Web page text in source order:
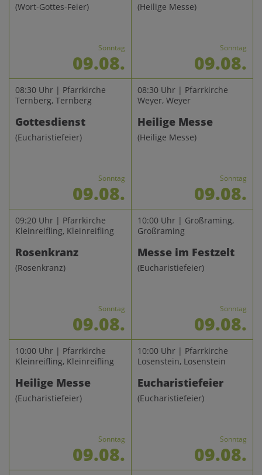
(Wort-Gottes-Feier)
Sonntag
09.08.
(Heilige Messe)
Sonntag
09.08.
08:30 Uhr | Pfarrkirche
Ternberg, Ternberg
Gottesdienst
(Eucharistiefeier)
Sonntag
09.08.
08:30 Uhr | Pfarrkirche
Weyer, Weyer
Heilige Messe
(Heilige Messe)
Sonntag
09.08.
09:20 Uhr | Pfarrkirche
Kleinreifling, Kleinreifling
Rosenkranz
(Rosenkranz)
Sonntag
09.08.
10:00 Uhr | Großraming,
Großraming
Messe im Festzelt
(Eucharistiefeier)
Sonntag
09.08.
10:00 Uhr | Pfarrkirche
Kleinreifling, Kleinreifling
Heilige Messe
(Eucharistiefeier)
Sonntag
09.08.
10:00 Uhr | Pfarrkirche
Losenstein, Losenstein
Eucharistiefeier
(Eucharistiefeier)
Sonntag
09.08.